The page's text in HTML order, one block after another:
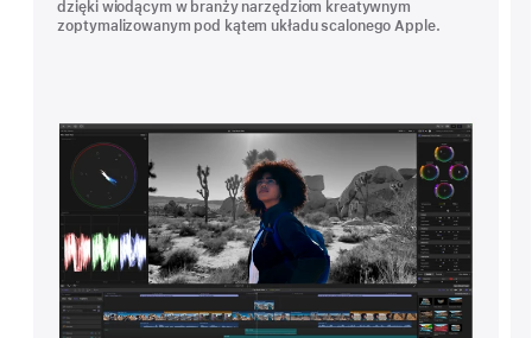
dzięki wiodącym w branży narzędziom kreatywnym
zoptymalizowanym pod kątem układu scalonego Apple.